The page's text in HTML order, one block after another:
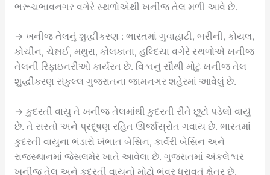
ભરૂચભાવનગર વગેરે સ્થળોએથી ખનીજ તેલ મળી આવે છે.
→ ખનીજ તેલનું શુદ્ધીકરણ : ભારતમાં ગુવાહાટી, બરીની, કોયલ,
કોચીન, ચેન્નઈ, મથુરા, કોલકાતા, હલ્દિયા વગેરે સ્થળોએ ખનીજ
તેલની રિફાઇનરીઓ કાર્યરત છે. વિશ્વનું સૌથી મોટું ખનીજ તેલ
શુદ્ધીકરણ સંકુલ્લ ગુજરાતના જામનગર શહેરમાં આવેલું છે.
→ કુદરતી વાયુ તે ખનીજ તેલમાંથી કુદરતી રીતે છૂટો પડેલો વાયું
છે. તે સસ્તો અને પ્રદૂષણ રહિત ઊર્જાસ્રોત ગવાય છે. ભારતમાં
કુદરતી વાયુના ભંડારો ખંભાત બેસિન, કાર્વરી બેસિન અને
રાજસ્થાનમાં જેસલમેર ખાતે આવેલા છે. ગુજરાતમાં અંકલેશ્વર
ખનીજ તેલ અને કુદરતી વાયુનો મોટો ભંવર ધરાવતું ક્ષેત્ર છે.